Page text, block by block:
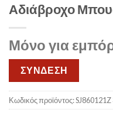
Αδιάβροχο
Μόνο για
ΣΥΝΔΕΣΗ
Κωδικός προϊόντος:SJ860121Z